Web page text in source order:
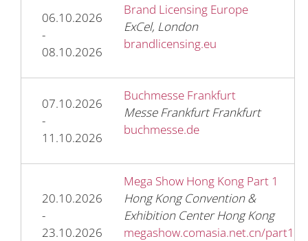
06.10.2026
-
08.10.2026
Brand Licensing Europe
ExCel, London
brandlicensing.eu
07.10.2026
-
11.10.2026
Buchmesse Frankfurt
Messe Frankfurt Frankfurt
buchmesse.de
20.10.2026
-
23.10.2026
Mega Show Hong Kong Part 1
Hong Kong Convention &
Exhibition Center Hong Kong
megashow.comasia.net.cn/part1